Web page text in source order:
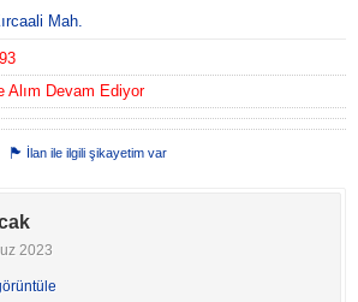
Mah.
Alım Devam Ediyor
İlan ile ilgili şikayetim var
2023